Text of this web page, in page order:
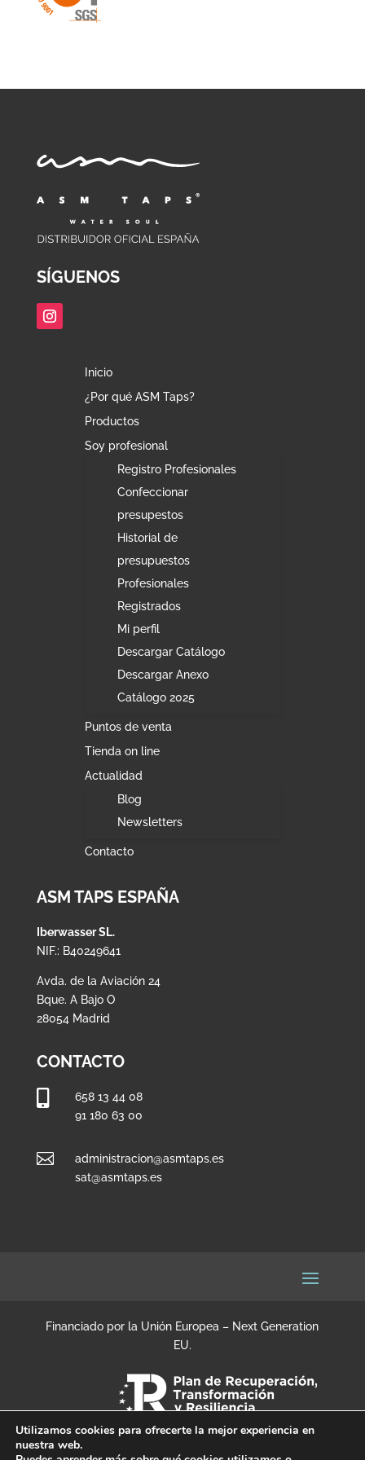
SÍGUENOS
Inicio
¿Por qué ASM Taps?
Productos
Soy profesional
Registro Profesionales
Confeccionar
presupestos
Historial de
presupuestos
Profesionales
Registrados
Mi perfil
Descargar Catálogo
Descargar Anexo
Catálogo 2025
Puntos de venta
Tienda on line
Actualidad
Blog
Newsletters
Contacto
ASM TAPS ESPAÑA
Iberwasser SL.
NIF.: B40249641
Avda. de la Aviación 24
Bque. A Bajo O
28054 Madrid
CONTACTO
658 13 44 08
91 180 63 00

administracion@asmtaps.es
sat@asmtaps.es
Financiado por la Unión Europea – Next Generation
EU.
Utilizamos cookies para ofrecerte la mejor experiencia en
nuestra web.